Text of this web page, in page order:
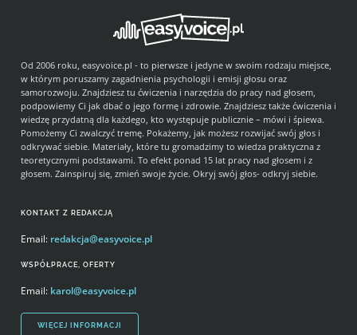
KONTAKT Z REDAKCJĄ
Email: redakcja@easyvoice.pl
WSPÓŁPRACE, OFERTY
Email: karol@easyvoice.pl
WIĘCEJ INFORMACJI
Od 2006 roku, easyvoice.pl - to pierwsze i jedyne w swoim rodzaju miejsce,
w którym poruszamy zagadnienia psychologii i emisji głosu oraz
samorozwoju. Znajdziesz tu ćwiczenia i narzędzia do pracy nad głosem,
podpowiemy Ci jak dbać o jego formę i zdrowie. Znajdziesz także ćwiczenia i
wiedzę przydatną dla każdego, kto występuje publicznie – mówi i śpiewa.
Pomożemy Ci zwalczyć tremę. Pokażemy, jak możesz rozwijać swój głos i
odkrywać siebie. Materiały, które tu gromadzimy to wiedza praktyczna z
teoretycznymi podstawami. To efekt ponad 15 lat pracy nad głosem i z
głosem. Zainspiruj się, zmień swoje życie. Okryj swój głos- odkryj siebie.